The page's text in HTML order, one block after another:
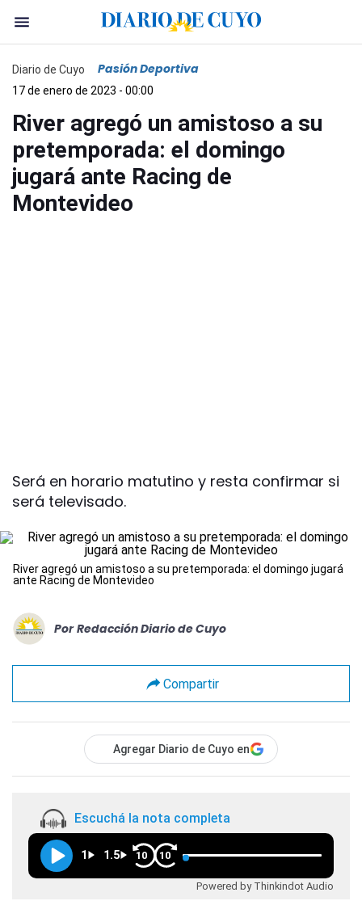
Diario de Cuyo Pasión Deportiva
17 de enero de 2023 - 00:00
River agregó un amistoso a su
pretemporada: el domingo
jugará ante Racing de
Montevideo
Será en horario matutino y resta confirmar si
será televisado.
River agregó un amistoso a su pretemporada: el domingo jugará
ante Racing de Montevideo
Por Redacción Diario de Cuyo
Compartir
Agregar Diario de Cuyo en
Escuchá la nota completa
1 1.5 10 10
Powered by Thinkindot Audio